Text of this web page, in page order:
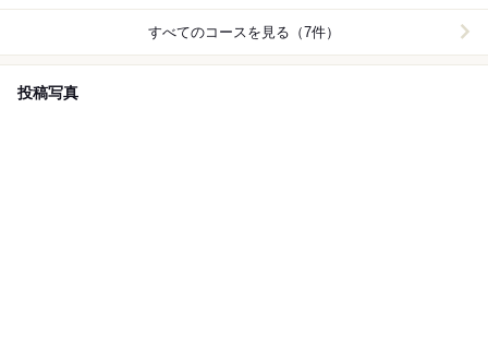
すべてのコースを見る（7件）
投稿写真